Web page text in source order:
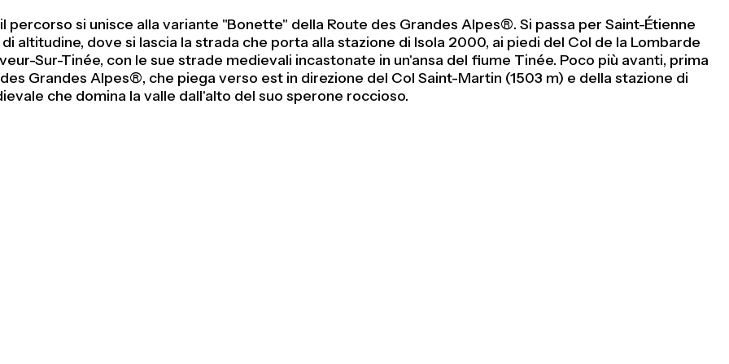
si unisce alla variante "Bonette" della Route des Grandes Alpes®. Si passa per Saint-Étienne
altitudine, dove si lascia la strada che porta alla stazione di Isola 2000, ai piedi del Col de la Lombarde
Sur-Tinée, con le sue strade medievali incastonate in un'ansa del fiume Tinée. Poco più avanti, prima
Grandes Alpes®, che piega verso est in direzione del Col Saint-Martin (1503 m) e della stazione di
che domina la valle dall'alto del suo sperone roccioso.